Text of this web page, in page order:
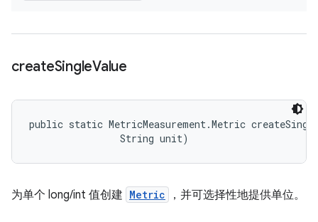
createSingleValue
public static MetricMeasurement.Metric
                String unit)
为单个 long/int 值创建 Metric ，并可选择性地提供单位。